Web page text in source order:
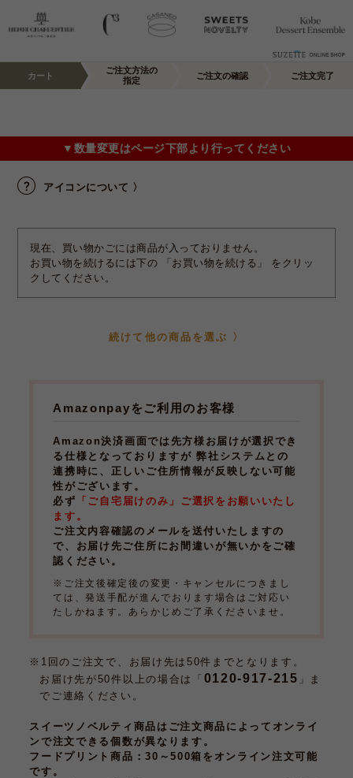
カート
ご注文方法の
指定
ご注文の確認 ご注文完了
▼数量変更はページ下部より行ってください
アイコンについて 〉
現在、買い物かごには商品が入っておりません。
お買い物を続けるには下の 「お買い物を続ける」 をクリッ
クしてください。
Amazonpayをご利用のお客様
Amazon決済画面では先方様お届けが選択でき
る仕様となっておりますが 弊社システムとの
連携時に、正しいご住所情報が反映しない可能
性がございます。
必ず 「ご自宅届けのみ」ご選択をお願いいたし
ます。
ご注文内容確認のメールを送付いたしますの
で、お届け先ご住所にお間違いが無いかをご確
認ください。
※ご注文後確定後の変更・キャンセルにつきまし
ては、発送手配が進んでおります場合はご対応い
たしかねます。あらかじめご了承くださいませ。
※1回のご注文で、お届け先は50件までとなります。
お届け先が50件以上の場合は「 0120-917-215 」ま
でご連絡ください。
スイーツノベルティ商品はご注文商品によってオンライ
ンで注文できる個数が異なります。
フードプリント商品 ：30～500箱をオンライン注文可能
です。